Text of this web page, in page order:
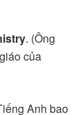
. (Ông
của
Anh bao